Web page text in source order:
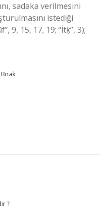
sadaka verilmesini
istediği
9, 15, 17, 19; “İtḳ”, 3);
?